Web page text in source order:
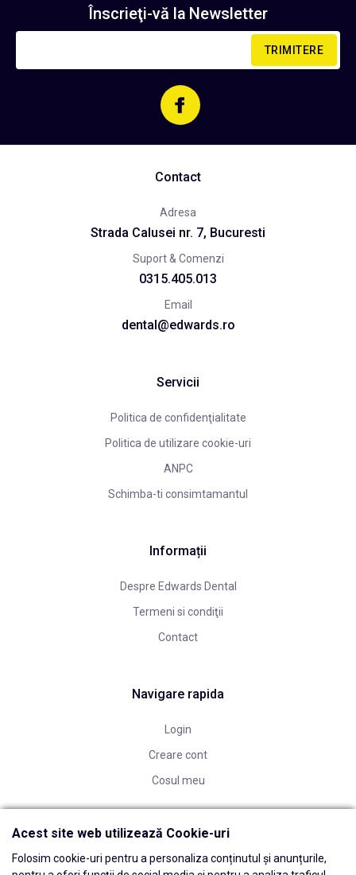
Înscrieţi-vă la Newsletter
TRIMITERE
Contact
Adresa
Strada Calusei nr. 7, Bucuresti
Suport & Comenzi
0315.405.013
Email
dental@edwards.ro
Servicii
Politica de confidenţialitate
Politica de utilizare cookie-uri
ANPC
Schimba-ti consimtamantul
Informații
Despre Edwards Dental
Termeni si condiţii
Contact
Navigare rapida
Login
Creare cont
Cosul meu
Acest site web utilizează Cookie-uri
Folosim cookie-uri pentru a personaliza conținutul și anunțurile,